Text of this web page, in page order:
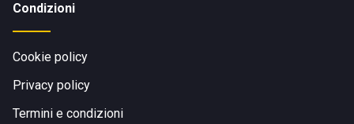
Condizioni
Cookie policy
Privacy policy
Termini e condizioni